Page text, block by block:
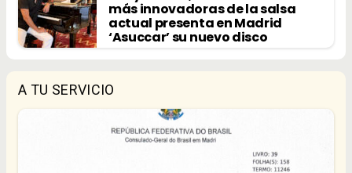
más innovadoras de la salsa
actual presenta en Madrid
‘Asuccar’ su nuevo disco
A TU SERVICIO